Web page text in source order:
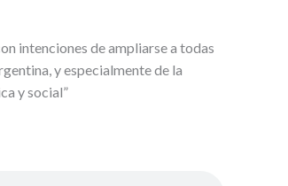
intenciones de ampliarse a todas
y especialmente de la
y social”